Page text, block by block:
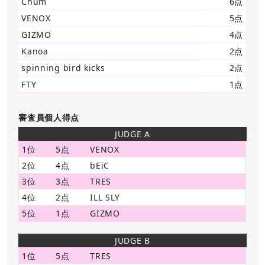
VENOX
5点
GIZMO
4点
Kanoa
2点
spinning bird kicks
2点
FTY
1点
審査員個人得点
JUDGE A
1位
5点
VENOX
2位
4点
bEiC
3位
3点
TRES
4位
2点
ILL SLY
5位
1点 GIZMO
JUDGE B
1位
5点
TRES